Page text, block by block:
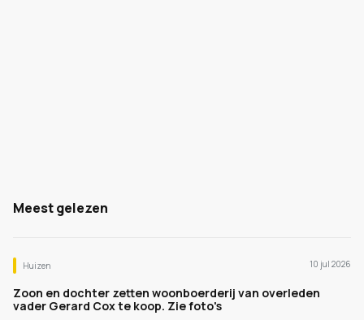
Meest gelezen
Huizen 10 jul 2026
Zoon en dochter zetten woonboerderij van overleden
vader Gerard Cox te koop. Zie foto's